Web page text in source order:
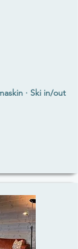
· Ski in/out